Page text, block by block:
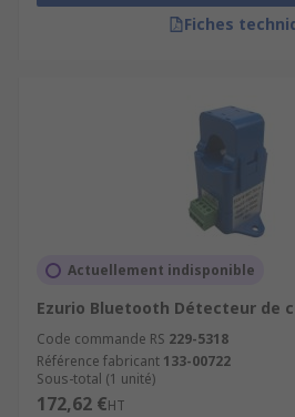
Fiches
Actuellement indisponible
Ezurio Bluetooth Détecteur de
Code commande RS 229-5318
Référence fabricant 133-00722
Sous-total (1 unité)
172,62 €HT